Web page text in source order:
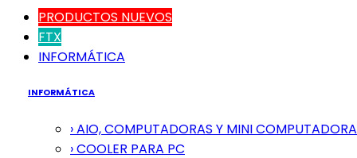
PRODUCTOS NUEVOS
FTX
INFORMÁTICA
INFORMÁTICA
› AIO, COMPUTADORAS Y MINI
› COOLER PARA PC